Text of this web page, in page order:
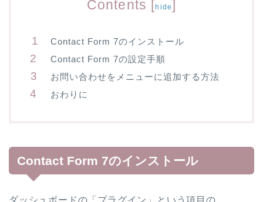
Contents [hide]
Contact Form 7のインストール
Contact Form 7の設定手順
お問い合わせをメニューに追加する方法
おわりに
Contact Form 7のインストール
ダッシュボードの「プラグイン」という項目の